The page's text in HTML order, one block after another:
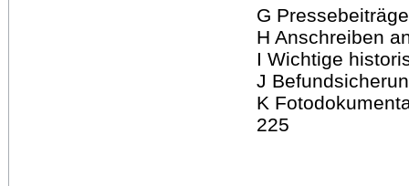
G
H Anschreiben
I Wichtige
J
K
225